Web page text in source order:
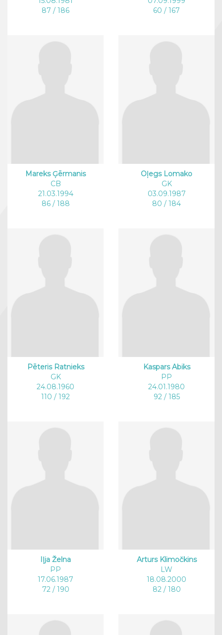
87 / 186
60 / 167
Mareks Ģērmanis
CB
21.03.1994
86 / 188
Oļegs Lomako
GK
03.09.1987
80 / 184
Pēteris Ratnieks
GK
24.08.1960
110 / 192
Kaspars Abiks
PP
24.01.1980
92 / 185
Iļja Želna
PP
17.06.1987
72 / 190
Arturs Klimočkins
LW
18.08.2000
82 / 180